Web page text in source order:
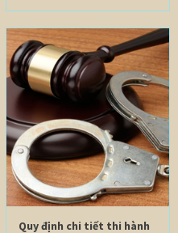
Quy định chi tiết thi hành